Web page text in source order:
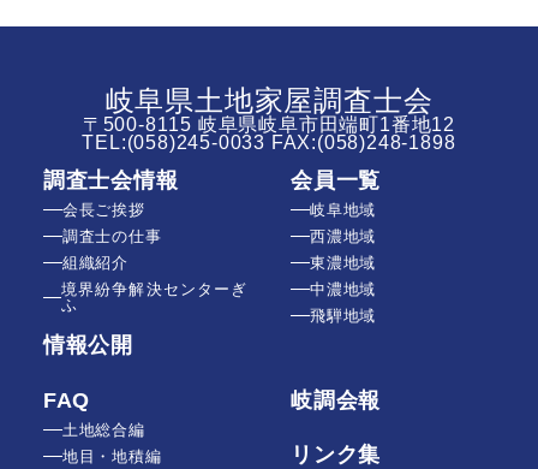
岐阜県土地家屋調査士会
〒500-8115 岐阜県岐阜市田端町1番地12
TEL:(058)245-0033 FAX:(058)248-1898
調査士会情報
会長ご挨拶
調査士の仕事
組織紹介
境界紛争解決センターぎ
ふ
情報公開
FAQ
土地総合編
地目・地積編
会員一覧
岐阜地域
西濃地域
東濃地域
中濃地域
飛騨地域
岐調会報
リンク集